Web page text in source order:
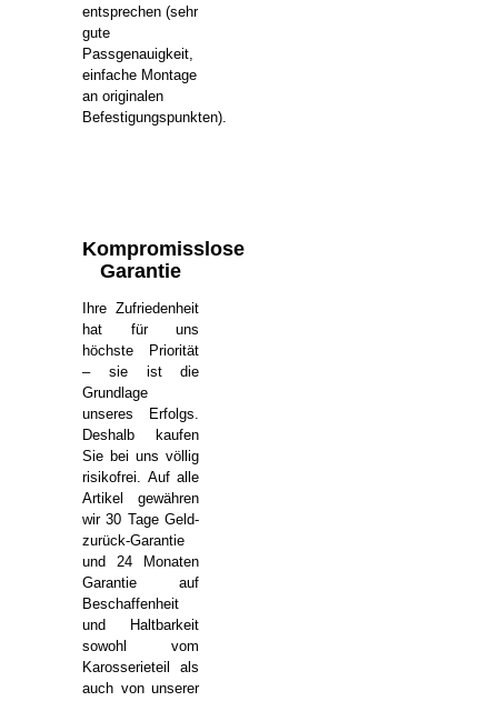
entsprechen (sehr
gute
Passgenauigkeit,
einfache Montage
an originalen
Befestigungspunkten).
Kompromisslose
Garantie
Ihre Zufriedenheit
hat für uns
höchste Priorität
– sie ist die
Grundlage
unseres Erfolgs.
Deshalb kaufen
Sie bei uns völlig
risikofrei. Auf alle
Artikel gewähren
wir 30 Tage Geld-
zurück-Garantie
und 24 Monaten
Garantie auf
Beschaffenheit
und Haltbarkeit
sowohl vom
Karosserieteil als
auch von unserer